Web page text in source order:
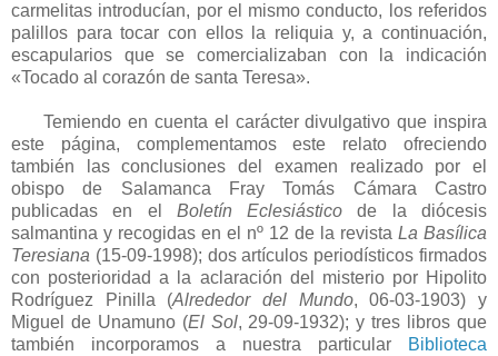
carmelitas introducían, por el mismo conducto, los referidos
palillos para tocar con ellos la reliquia y, a continuación,
escapularios que se comercializaban con la indicación
«Tocado al corazón de santa Teresa».
Temiendo en cuenta el carácter divulgativo que inspira
este página, complementamos este relato ofreciendo
también las conclusiones del examen realizado por el
obispo de Salamanca Fray Tomás Cámara Castro
publicadas en el Boletín Eclesiástico de la diócesis
salmantina y recogidas en el nº 12 de la revista La Basílica
Teresiana (15-09-1998); dos artículos periodísticos firmados
con posterioridad a la aclaración del misterio por Hipolito
Rodríguez Pinilla (Alrededor del Mundo, 06-03-1903) y
Miguel de Unamuno (El Sol, 29-09-1932); y tres libros que
también incorporamos a nuestra particular
Biblioteca